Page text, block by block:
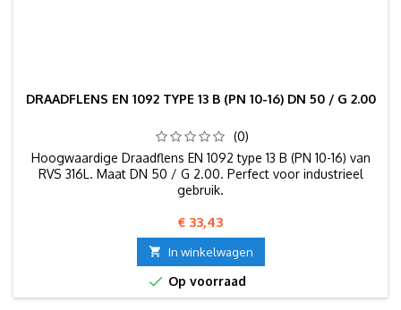
DRAADFLENS EN 1092 TYPE 13 B (PN 10-16) DN 50 / G 2.00
(0)
Hoogwaardige Draadflens EN 1092 type 13 B (PN 10-16) van
RVS 316L. Maat DN 50 / G 2.00. Perfect voor industrieel
gebruik.
Prijs
€ 33,43
 In winkelwagen
 Op voorraad